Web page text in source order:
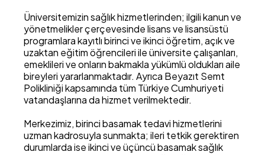
Üniversitemizin sağlık hizmetlerinden; ilgili kanun ve
yönetmelikler çerçevesinde lisans ve lisansüstü
programlara kayıtlı birinci ve ikinci öğretim, açık ve
uzaktan eğitim öğrencileri ile üniversite çalışanları,
emeklileri ve onların bakmakla yükümlü oldukları aile
bireyleri yararlanmaktadır. Ayrıca Beyazıt Semt
Polikliniği kapsamında tüm Türkiye Cumhuriyeti
vatandaşlarına da hizmet verilmektedir.
Merkezimiz, birinci basamak tedavi hizmetlerini
uzman kadrosuyla sunmakta; ileri tetkik gerektiren
durumlarda ise ikinci ve üçüncü basamak sağlık